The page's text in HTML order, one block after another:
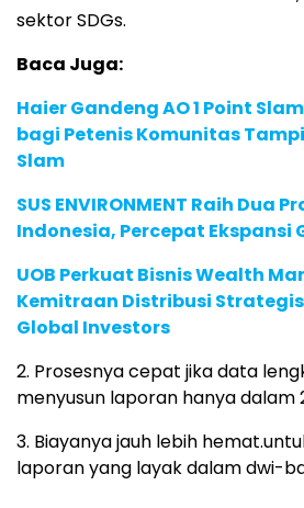
sektor SDGs.
Baca Juga:
Haier Gandeng AO 1 Point
bagi Petenis Komunitas
Slam
SUS ENVIRONMENT Raih Dua
Indonesia, Percepat Ekspansi
UOB Perkuat Bisnis Wealth
Kemitraan Distribusi
Global Investors
2. Prosesnya cepat jika data
menyusun laporan hanya dalam
3. Biayanya jauh lebih
laporan yang layak dalam dwi-